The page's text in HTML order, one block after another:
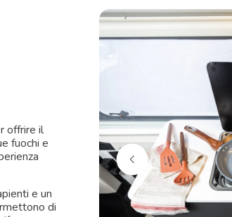
offrire il
fuochi e
e un
di